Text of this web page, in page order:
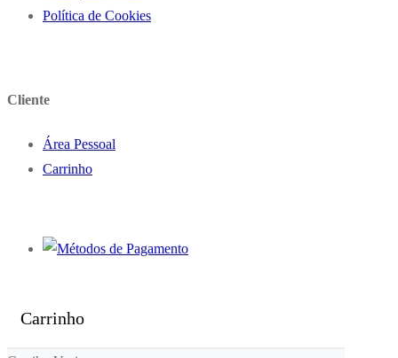
Política de Cookies
Cliente
Área Pessoal
Carrinho
Carrinho